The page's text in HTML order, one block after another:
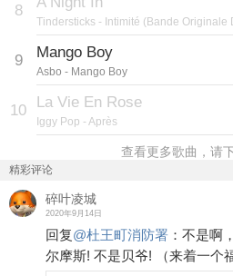
8
Tindersticks - Intimité (Bande Originale
9 Mango Boy
Asbo - Mango Boy
10 La Vie En Rose
Iggy Pop - Après
查看更多歌曲，请
精彩评论
碎叶凌城
2020年9月14日
回复@杜王町消防署 ： 不是啊
尔摩斯! 不是贝爷! （来着一个